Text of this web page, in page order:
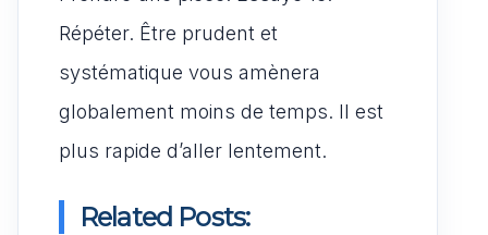
Répéter. Être prudent et
systématique vous amènera
globalement moins de temps. Il est
plus rapide d’aller lentement.
Related Posts: